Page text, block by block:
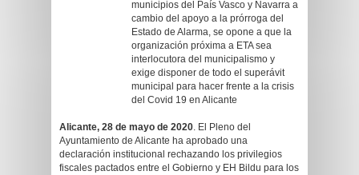
municipios del País Vasco y Navarra a
cambio del apoyo a la prórroga del
Estado de Alarma, se opone a que la
organización próxima a ETA sea
interlocutora del municipalismo y
exige disponer de todo el superávit
municipal para hacer frente a la crisis
del Covid 19 en Alicante
Alicante, 28 de mayo de 2020. El Pleno del
Ayuntamiento de Alicante ha aprobado una
declaración institucional rechazando los privilegios
fiscales pactados entre el Gobierno y EH Bildu para los